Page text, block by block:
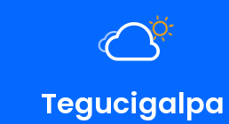
Tegucigalpa